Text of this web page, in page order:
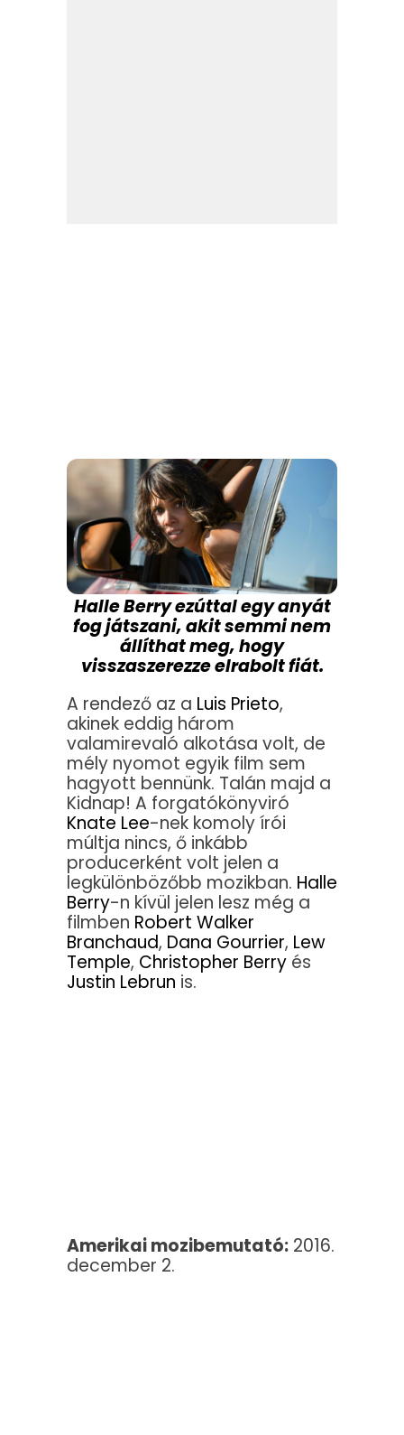
Halle Berry ezúttal egy anyát
fog játszani, akit semmi nem
állíthat meg, hogy
visszaszerezze elrabolt fiát.
A rendező az a Luis Prieto,
akinek eddig három
valamirevaló alkotása volt, de
mély nyomot egyik film sem
hagyott bennünk. Talán majd a
Kidnap! A forgatókönyviró
Knate Lee-nek komoly írói
múltja nincs, ő inkább
producerként volt jelen a
legkülönbözőbb mozikban. Halle
Berry-n kívül jelen lesz még a
filmben Robert Walker
Branchaud, Dana Gourrier, Lew
Temple, Christopher Berry és
Justin Lebrun is.
Amerikai mozibemutató: 2016.
december 2.